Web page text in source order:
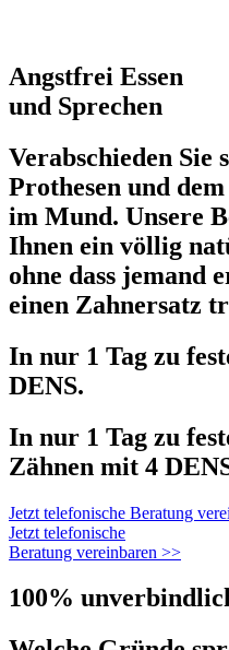
Angstfrei Essen
und Sprechen
Verabschieden Sie
Prothesen und
im Mund. Unsere
Ihnen ein völlig
ohne dass jemand
einen Zahnersatz
In nur 1 Tag zu
DENS.
In nur 1 Tag zu
Zähnen mit 4
Jetzt telefonische Beratung
Jetzt telefonische
Beratung vereinbaren >>
100%